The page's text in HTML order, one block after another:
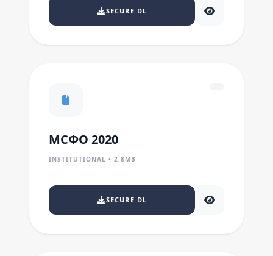
SECURE DL
МСФО 2020
INSTITUTIONAL • 2.8MB
SECURE DL